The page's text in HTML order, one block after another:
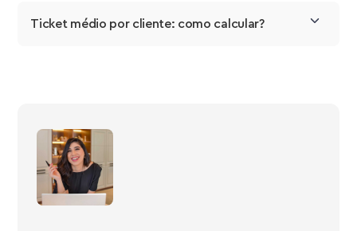
Ticket médio por cliente: como calcular?